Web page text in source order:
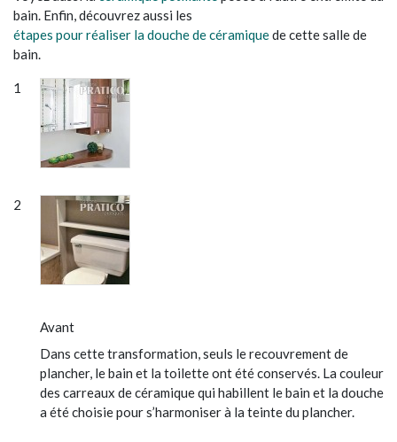
bain. Enfin, découvrez aussi les
étapes pour réaliser la douche de céramiquede cette salle de
bain.
Avant
Dans cette transformation, seuls le recouvrement de
plancher, le bain et la toilette ont été conservés. La couleur
des carreaux de céramique qui habillent le bain et la douche
a été choisie pour s’harmoniser à la teinte du plancher.